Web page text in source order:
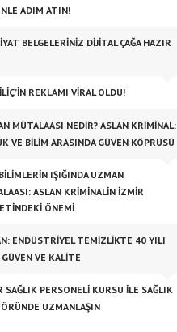
ADIM ATIN!
BELGELERINIZ DIJITAL ÇAĞA HAZIR
REKLAMI VIRAL OLDU!
MÜTALAASI NEDIR? ASLAN KRIMINAL:
VE BILIM ARASINDA GÜVEN KÖPRÜSÜ
IŞIĞINDA UZMAN
ASLAN KRIMINALIN İZMIR
ÖNEMI
ENDÜSTRIYEL TEMIZLIKTE 40 YILI
GÜVEN VE KALITE
SAĞLIK PERSONELI KURSU ILE SAĞLIK
UZMANLAŞIN